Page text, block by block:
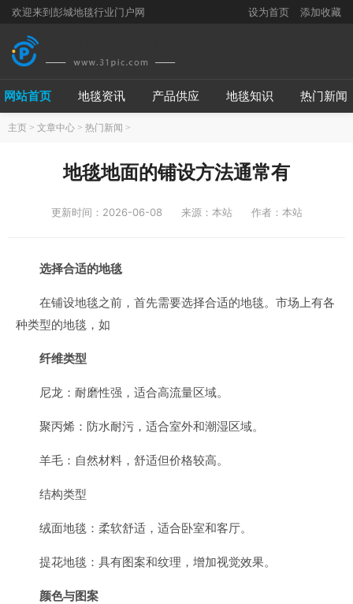
欢迎来到彭城地毯行业门户网 设为首页 添加收藏
网站首页 地毯资讯 产品供应 地毯知识 热门新闻
主页 > 文章中心 > 热门新闻 >
地毯地面的铺设方法通常有
更新时间：2026-06-08 来源：本站 作者：本站
选择合适的地毯
在铺设地毯之前，首先需要选择合适的地毯。市场上有各
种类型的地毯，如
纤维类型
尼龙：耐磨性强，适合高流量区域。
聚丙烯：防水耐污，适合室外和潮湿区域。
羊毛：自然材料，舒适但价格较高。
结构类型
绒面地毯：柔软舒适，适合卧室和客厅。
提花地毯：具有图案和纹理，增加视觉效果。
颜色与图案